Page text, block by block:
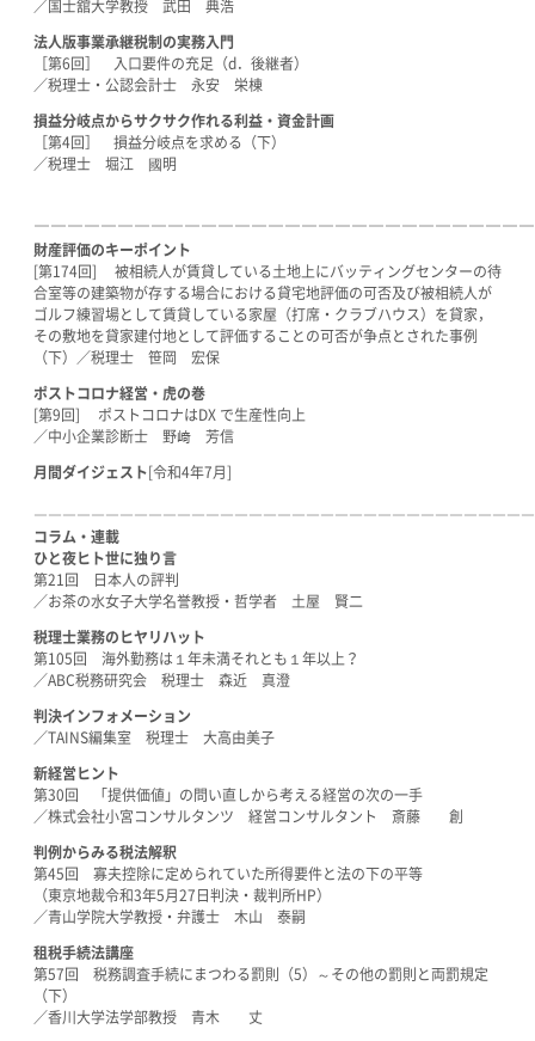
／国士舘大学教授 武田 典浩
法人版事業承継税制の実務入門
［第6回］ 入口要件の充足（d．後継者）
／税理士・公認会計士 永安 栄棟
損益分岐点からサクサク作れる利益・資金計画
［第4回］ 損益分岐点を求める（下）
／税理士 堀江 國明
財産評価のキーポイント
[第174回] 被相続人が賃貸している土地上にバッティングセンターの待
合室等の建築物が存する場合における貸宅地評価の可否及び被相続人が
ゴルフ練習場として賃貸している家屋（打席・クラブハウス）を貸家，
その敷地を貸家建付地として評価することの可否が争点とされた事例
（下）／税理士 笹岡 宏保
ポストコロナ経営 ・虎の巻
[第9回] ポストコロナはDX で生産性向上
／中小企業診断士 野﨑 芳信
月間ダイジェスト[令和4年7月]
コラム・連載
ひと夜ヒト世に独り言
第21回 日本人の評判
／お茶の水女子大学名誉教授・哲学者 土屋 賢二
税理士業務のヒヤリハット
第105回 海外勤務は１年未満それとも１年以上？
／ABC税務研究会 税理士 森近 真澄
判決インフォメーション
／TAINS編集室 税理士 大高由美子
新経営ヒント
第30回 「提供価値」の問い直しから考える経営の次の一手
／株式会社小宮コンサルタンツ 経営コンサルタント 斎藤 創
判例からみる税法解釈
第45回 寡夫控除に定められていた所得要件と法の下の平等
（東京地裁令和3年5月27日判決・裁判所HP）
／青山学院大学教授・弁護士 木山 泰嗣
租税手続法講座
第57回 税務調査手続にまつわる罰則（5）～その他の罰則と両罰規定
（下）
／香川大学法学部教授 青木 丈